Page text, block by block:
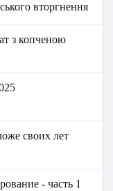
вторгнення
з копченою
своих лет
- часть 1